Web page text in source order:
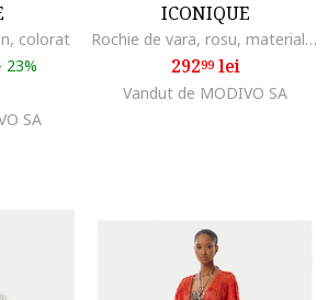
colorat
23%
SA
ICONIQUE
Rochie de vara, rosu, material sintetic,
29299lei
Vandut de MODIVO SA